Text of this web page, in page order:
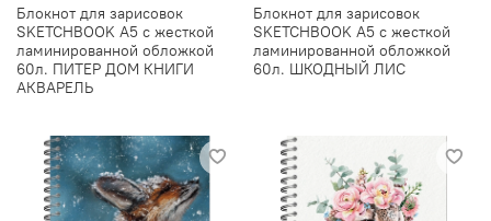
Блокнот для зарисовок
SKETCHBOOK А5 с жесткой
ламинированной обложкой
60л. ПИТЕР ДОМ КНИГИ
АКВАРЕЛЬ
Блокнот для зарисовок
SKETCHBOOK А5 с жесткой
ламинированной обложкой
60л. ШКОДНЫЙ ЛИС